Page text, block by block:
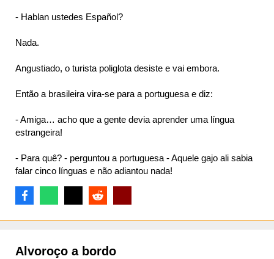
- Hablan ustedes Español?
Nada.
Angustiado, o turista poliglota desiste e vai embora.
Então a brasileira vira-se para a portuguesa e diz:
- Amiga… acho que a gente devia aprender uma língua
estrangeira!
- Para quê? - perguntou a portuguesa - Aquele gajo ali sabia
falar cinco línguas e não adiantou nada!
Alvoroço a bordo